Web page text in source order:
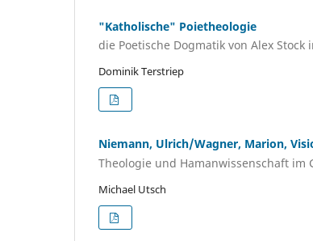
"Katholische" Poietheologie
die Poetische Dogmatik von Alex Stock
Dominik Terstriep
Niemann, Ulrich/Wagner, Marion,
Theologie und Hamanwissenschaft im
Michael Utsch